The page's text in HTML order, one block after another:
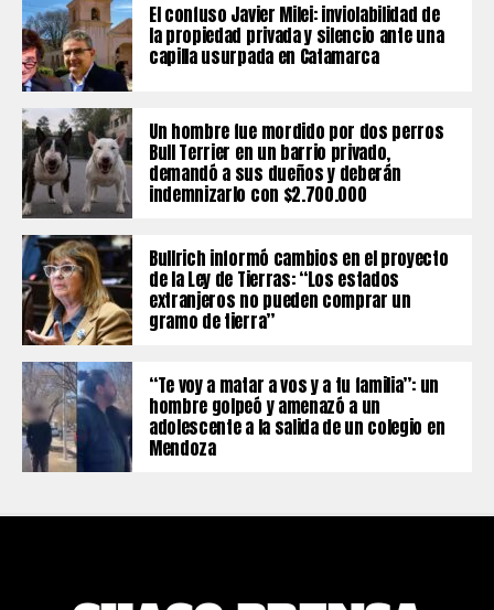
El confuso Javier Milei: inviolabilidad de
la propiedad privada y silencio ante una
capilla usurpada en Catamarca
Un hombre fue mordido por dos perros
Bull Terrier en un barrio privado,
demandó a sus dueños y deberán
indemnizarlo con $2.700.000
Bullrich informó cambios en el proyecto
de la Ley de Tierras: “Los estados
extranjeros no pueden comprar un
gramo de tierra”
“Te voy a matar a vos y a tu familia”: un
hombre golpeó y amenazó a un
adolescente a la salida de un colegio en
Mendoza